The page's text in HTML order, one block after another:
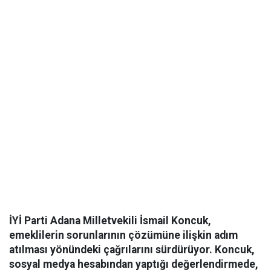
İYİ Parti Adana Milletvekili İsmail Koncuk,
emeklilerin sorunlarının çözümüne ilişkin adım
atılması yönündeki çağrılarını sürdürüyor. Koncuk,
sosyal medya hesabından yaptığı değerlendirmede,